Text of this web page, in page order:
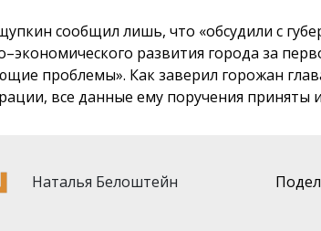
сообщил лишь, что «обсудили с
развития города за
проблемы». Как заверил горожан
все данные ему поручения приняты
Наталья Белоштейн